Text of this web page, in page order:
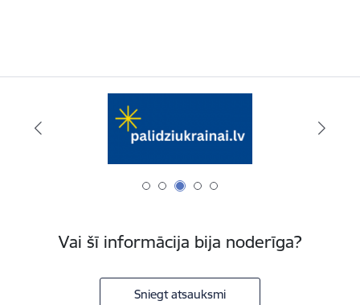
Vai šī informācija bija noderīga?
Sniegt atsauksmi